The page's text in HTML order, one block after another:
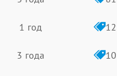
1 год
3 года